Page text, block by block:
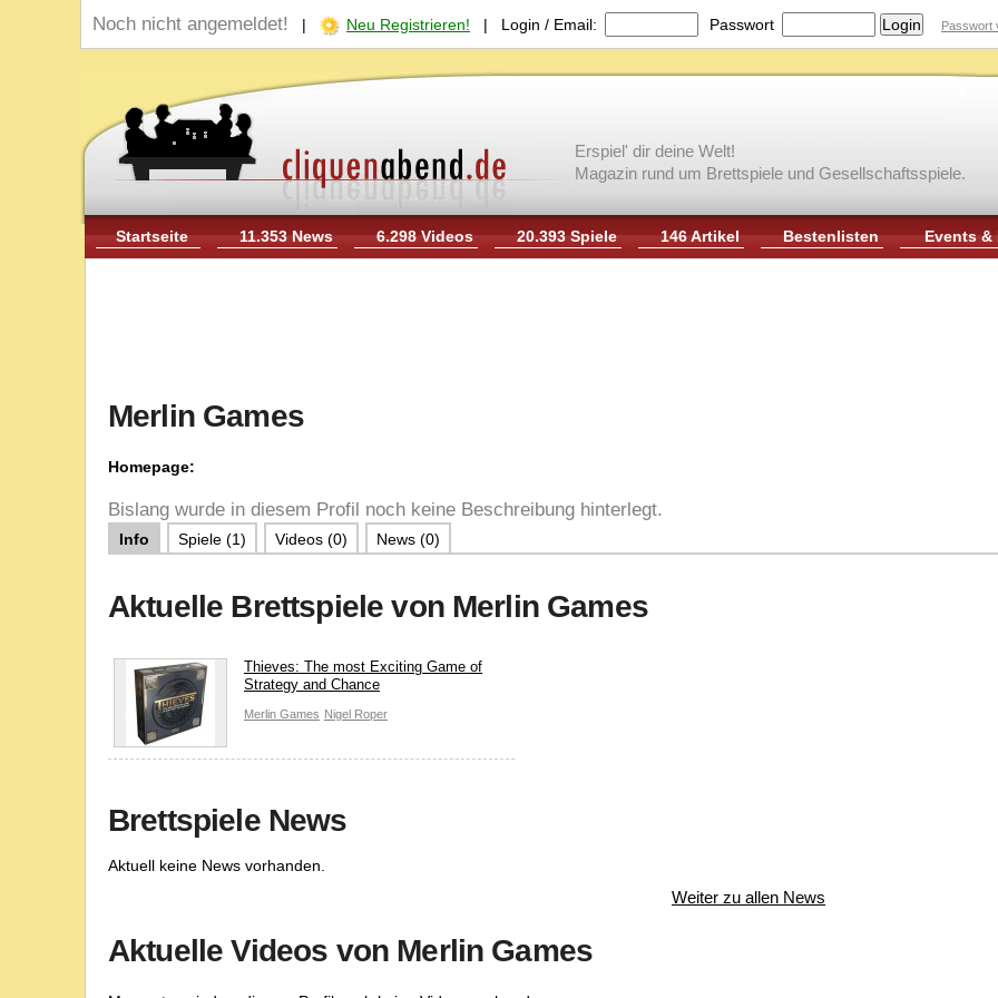
Noch nicht angemeldet! | Neu Registrieren! | Login / Email: Passwort Passwort
Erspiel' dir deine Welt!
Magazin rund um Brettspiele und Gesellschaftsspiele.
Startseite 11.353 News 6.298 Videos 20.393 Spiele 146 Artikel Bestenlisten Events &
Merlin Games
Homepage:
Bislang wurde in diesem Profil noch keine Beschreibung hinterlegt.
Info Spiele (1) Videos (0) News (0)
Aktuelle Brettspiele von Merlin Games
Thieves: The most Exciting Game of
Strategy and Chance
Merlin Games Nigel Roper
Brettspiele News
Aktuell keine News vorhanden.
Weiter zu allen News
Aktuelle Videos von Merlin Games